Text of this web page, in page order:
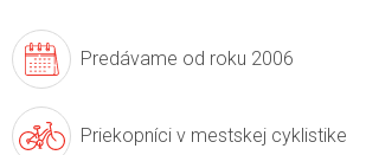
Predávame od roku 2006
Priekopníci v mestskej cyklistike